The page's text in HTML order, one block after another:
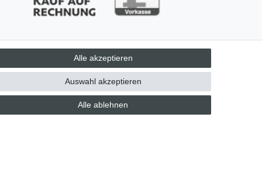
AGB
Alle akzeptieren
Alle ablehnen
Auswahl akzeptieren